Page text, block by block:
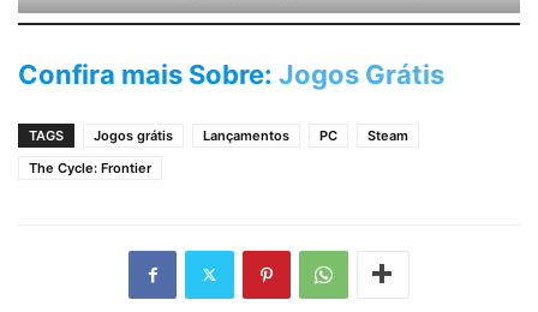
Confira mais Sobre: Jogos Grátis
TAGS Jogos grátis Lançamentos PC
Steam
The Cycle: Frontier